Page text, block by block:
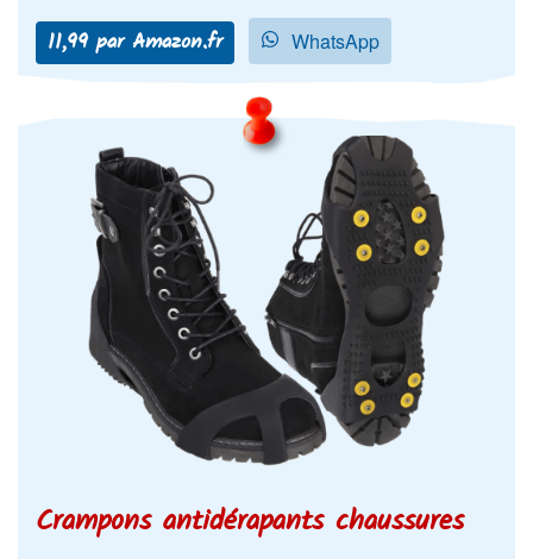
11,99 par Amazon.fr WhatsApp
Crampons antidérapants chaussures